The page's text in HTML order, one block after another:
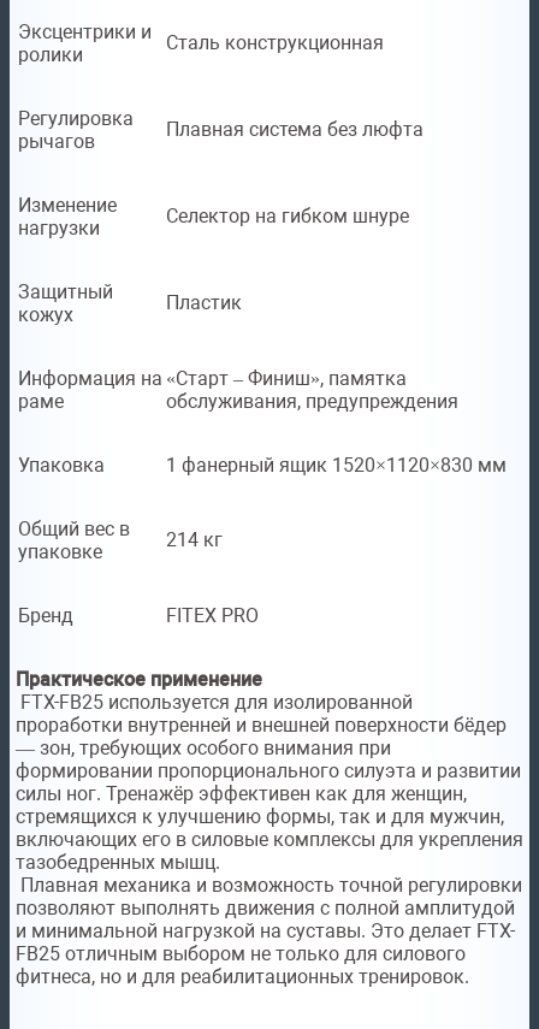
Эксцентрики и
ролики
Сталь конструкционная
Регулировка
рычагов
Плавная система без люфта
Изменение
нагрузки
Селектор на гибком шнуре
Защитный
кожух
Пластик
Информация на
раме
«Старт – Финиш», памятка
обслуживания, предупреждения
Упаковка 1 фанерный ящик 1520×1120×830 мм
Общий вес в
упаковке
214 кг
Бренд FITEX PRO
Практическое применение
FTX-FB25 используется для изолированной
проработки внутренней и внешней поверхности бёдер
— зон, требующих особого внимания при
формировании пропорционального силуэта и развитии
силы ног. Тренажёр эффективен как для женщин,
стремящихся к улучшению формы, так и для мужчин,
включающих его в силовые комплексы для укрепления
тазобедренных мышц.
Плавная механика и возможность точной регулировки
позволяют выполнять движения с полной амплитудой
и минимальной нагрузкой на суставы. Это делает FTX-
FB25 отличным выбором не только для силового
фитнеса, но и для реабилитационных тренировок.